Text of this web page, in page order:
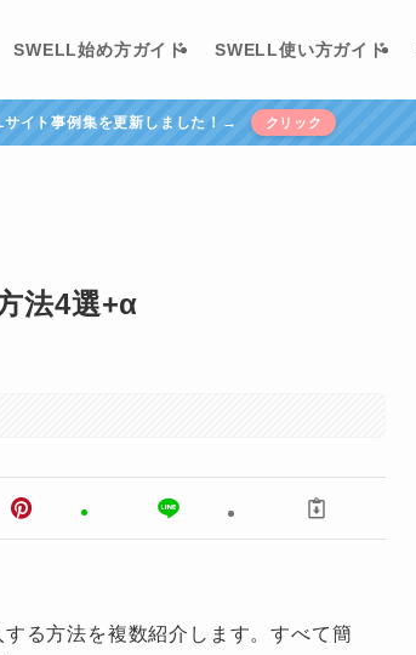
SWELL始め方ガイド SWELL使い方ガイド
サイト事例集を更新しました！→ クリック
法4選+α
る方法を複数紹介します。すべて簡